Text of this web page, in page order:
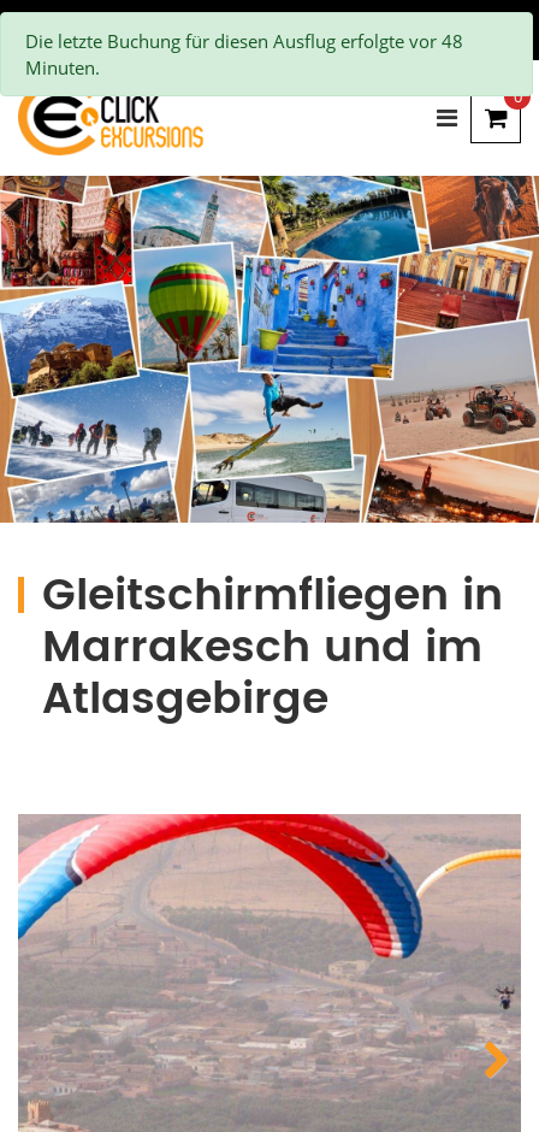
0
Gleitschirmfliegen in
Marrakesch und im
Atlasgebirge
Next
Die letzte Buchung für diesen Ausflug erfolgte vor 48
Minuten.